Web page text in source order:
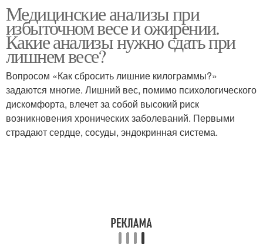
Медицинские анализы при
избыточном весе и ожирении.
Какие анализы нужно сдать при
лишнем весе?
Вопросом «Как сбросить лишние килограммы?»
задаются многие. Лишний вес, помимо психологического
дискомфорта, влечет за собой высокий риск
возникновения хронических заболеваний. Первыми
страдают сердце, сосуды, эндокринная система.